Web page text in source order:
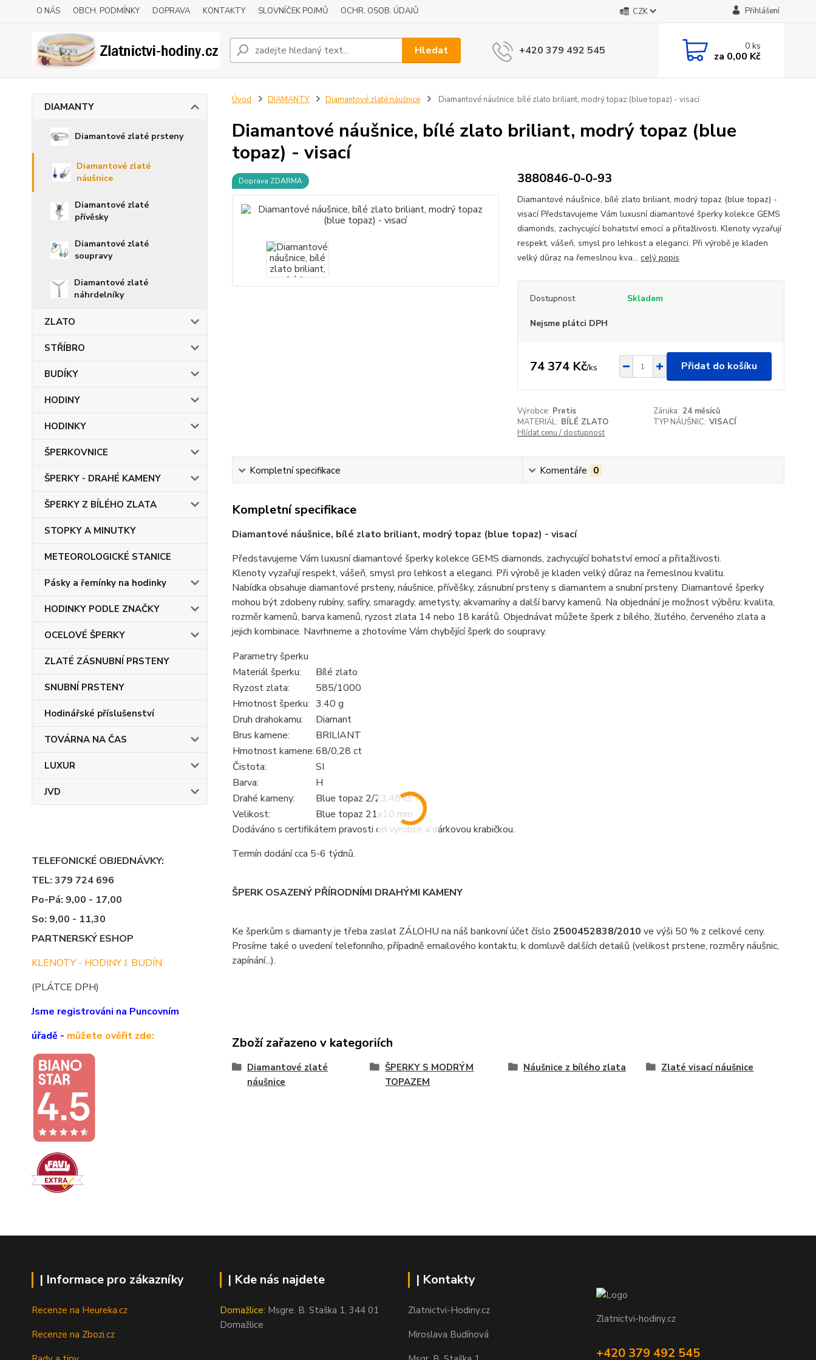
O NÁS OBCH. PODMÍNKY DOPRAVA KONTAKTY SLOVNÍČEK POJMŮ OCHR. OSOB. ÚDAJŮ CZK Přihlášení
Hledat +420 379 492 545 0ks
za 0,00 Kč
DIAMANTY
Diamantové zlaté prsteny
Diamantové zlaté
náušnice
Diamantové zlaté
přívěsky
Diamantové zlaté
soupravy
Diamantové zlaté
náhrdelníky
ZLATO
STŘÍBRO
BUDÍKY
HODINY
HODINKY
ŠPERKOVNICE
ŠPERKY - DRAHÉ KAMENY
ŠPERKY Z BÍLÉHO ZLATA
STOPKY A MINUTKY
METEOROLOGICKÉ STANICE
Pásky a řemínky na hodinky
HODINKY PODLE ZNAČKY
OCELOVÉ ŠPERKY
ZLATÉ ZÁSNUBNÍ PRSTENY
SNUBNÍ PRSTENY
Hodinářské příslušenství
TOVÁRNA NA ČAS
LUXUR
JVD
TELEFONICKÉ OBJEDNÁVKY:
TEL: 379 724 696
Po-Pá: 9,00 - 17,00
So: 9,00 - 11,30
PARTNERSKÝ ESHOP
KLENOTY - HODINY J. BUDÍN
(PLÁTCE DPH)
Jsme registrováni na Puncovním
úřadě - můžete ověřit zde:
Úvod DIAMANTY Diamantové zlaté náušnice Diamantové náušnice, bílé zlato briliant, modrý topaz (blue topaz) - visací
Diamantové náušnice, bílé zlato briliant, modrý topaz (blue
topaz) - visací
Doprava ZDARMA 3880846-0-0-93
Diamantové náušnice, bílé zlato briliant, modrý topaz (blue topaz) -
visací Představujeme Vám luxusní diamantové šperky kolekce GEMS
diamonds, zachycující bohatství emocí a přitažlivosti. Klenoty vyzařují
respekt, vášeň, smysl pro lehkost a eleganci. Při výrobě je kladen
velký důraz na řemeslnou kva... celý popis
Dostupnost Skladem
Nejsme plátci DPH
74 374 Kč/ks Přidat do košíku
Výrobce: Pretis Záruka: 24 měsíců
MATERIÁL: BÍLÉ ZLATO TYP NÁUŠNIC: VISACÍ
Hlídat cenu / dostupnost
Kompletní specifikace Komentáře 0
Kompletní specifikace
Diamantové náušnice, bílé zlato briliant, modrý topaz (blue topaz) - visací
Představujeme Vám luxusní diamantové šperky kolekce GEMS diamonds, zachycující bohatství emocí a přitažlivosti.
Klenoty vyzařují respekt, vášeň, smysl pro lehkost a eleganci. Při výrobě je kladen velký důraz na řemeslnou kvalitu.
Nabídka obsahuje diamantové prsteny, náušnice, přívěšky, zásnubní prsteny s diamantem a snubní prsteny. Diamantové šperky
mohou být zdobeny rubíny, safíry, smaragdy, ametysty, akvamaríny a další barvy kamenů. Na objednání je možnost výběru: kvalita,
rozměr kamenů, barva kamenů, ryzost zlata 14 nebo 18 karátů. Objednávat můžete šperk z bílého, žlutého, červeného zlata a
jejich kombinace. Navrhneme a zhotovíme Vám chybějící šperk do soupravy.
Parametry šperku
Materiál šperku:
Bílé zlato
Ryzost zlata:
585/1000
Hmotnost šperku: 3.40 g
Druh drahokamu:
Diamant
Brus kamene:
BRILIANT
Hmotnost kamene:68/0,28 ct
Čistota:
SI
Barva:
H
Drahé kameny:
Blue topaz 2/23,48 ct
Velikost:
Blue topaz 21x10 mm
Dodáváno s certifikátem pravosti od výrobce a dárkovou krabičkou.
Termín dodání cca 5-6 týdnů.
ŠPERK OSAZENÝ PŘÍRODNÍMI DRAHÝMI KAMENY
Ke šperkům s diamanty je třeba zaslat ZÁLOHU na náš bankovní účet číslo 2500452838/2010 ve výši 50 % z celkové ceny.
Prosíme také o uvedení telefonního, případně emailového kontaktu, k domluvě dalších detailů (velikost prstene, rozměry náušnic,
zapínání...).
Zboží zařazeno v kategoriích
Diamantové zlaté
náušnice
ŠPERKY S MODRÝM
TOPAZEM
Náušnice z bílého zlata Zlaté visací náušnice
| Informace pro zákazníky
Recenze na Heureka.cz
Recenze na Zbozi.cz
| Kde nás najdete
Domažlice: Msgre. B. Staška 1, 344 01
Domažlice
| Kontakty
Zlatnictvi-Hodiny.cz
Miroslava Budínová
Zlatnictvi-hodiny.cz
+420 379 492 545